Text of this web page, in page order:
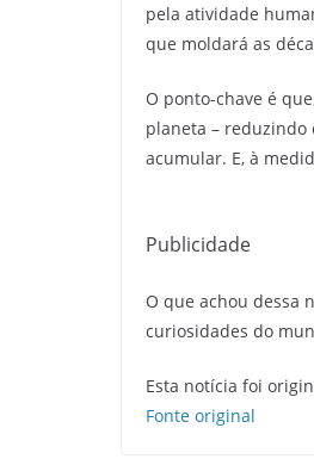
pela atividade
que moldará as
O ponto-chave é
planeta – reduzindo
acumular. E, à
Publicidade
O que achou dessa
curiosidades do
Esta notícia foi
Fonte original